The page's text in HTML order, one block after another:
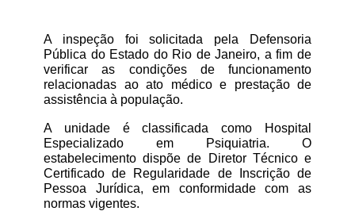
A inspeção foi solicitada pela Defensoria
Pública do Estado do Rio de Janeiro, a fim de
verificar as condições de funcionamento
relacionadas ao ato médico e prestação de
assistência à população.
A unidade é classificada como Hospital
Especializado em Psiquiatria. O
estabelecimento dispõe de Diretor Técnico e
Certificado de Regularidade de Inscrição de
Pessoa Jurídica, em conformidade com as
normas vigentes.